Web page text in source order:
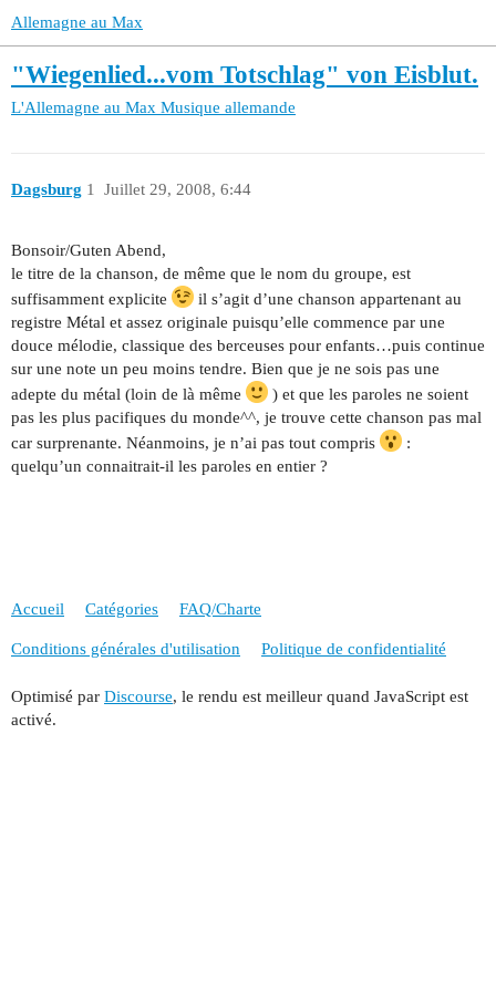
Allemagne au Max
"Wiegenlied...vom Totschlag" von Eisblut.
L'Allemagne au Max Musique allemande
Dagsburg Juillet 29, 2008, 6:44
1
Bonsoir/Guten Abend,
le titre de la chanson, de même que le nom du groupe, est
suffisamment explicite
il s’agit d’une chanson appartenant au
registre Métal et assez originale puisqu’elle commence par une
douce mélodie, classique des berceuses pour enfants…puis continue
sur une note un peu moins tendre. Bien que je ne sois pas une
adepte du métal (loin de là même
) et que les paroles ne soient
pas les plus pacifiques du monde^^, je trouve cette chanson pas mal
car surprenante. Néanmoins, je n’ai pas tout compris
:
quelqu’un connaitrait-il les paroles en entier ?
Accueil Catégories FAQ/Charte
Conditions générales d'utilisation Politique de confidentialité
Optimisé par Discourse, le rendu est meilleur quand JavaScript est
activé.